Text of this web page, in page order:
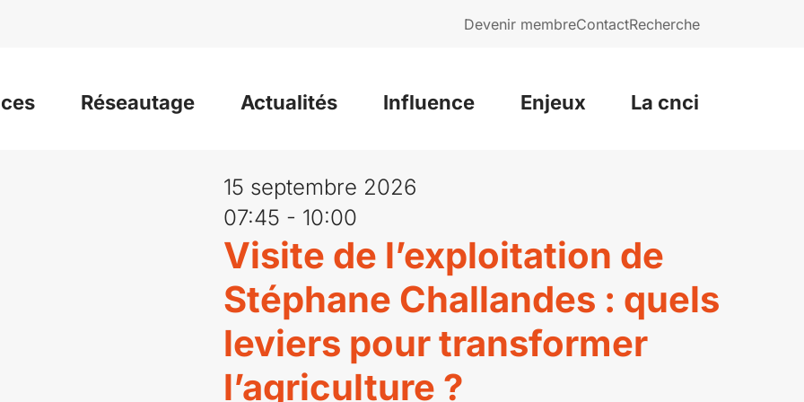
Devenir membreContactRecherche
Réseautage Actualités Influence Enjeux La cnci
15 septembre 2026
07:45 - 10:00
Visite de l’exploitation de
Stéphane Challandes : quels
leviers pour transformer
l’agriculture ?